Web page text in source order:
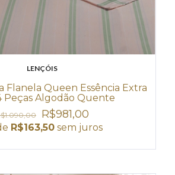
LENÇÓIS
Flanela Queen Essência Extra
Peças Algodão Quente
R$981,00
R$163,50 sem juros